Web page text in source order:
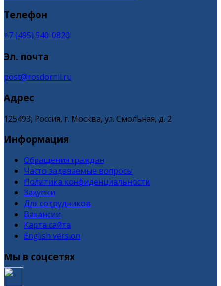
Телефон
+7 (495) 540-0820
Эл. почта
post@rosdornii.ru
Адрес
125493, Россия, г. Москва, ул. Смольная, д. 2
Информация
Обращения граждан
Часто задаваемые вопросы
Политика конфиденциальности
Закупки
Для сотрудников
Вакансии
Карта сайта
English version
Мы в соцсетях